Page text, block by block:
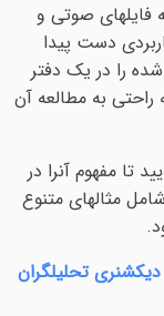
فایلهای صوتی و
دست پیدا
را در یک دفتر
به مطالعه آن
تا مفهوم آنرا در
مثالهای متنوع
دیکشنری تحلیلگران